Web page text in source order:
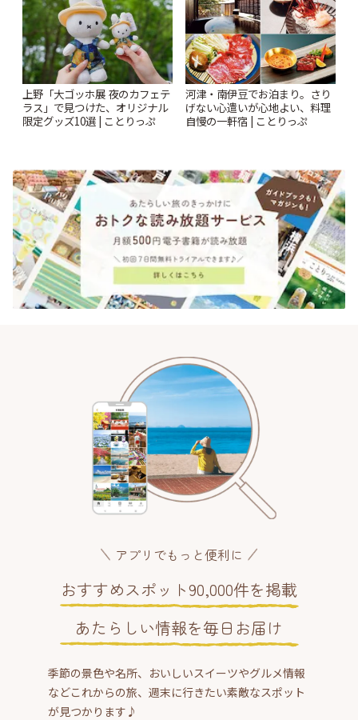
上野「大ゴッホ展 夜のカフェテ
ラス」で見つけた、オリジナル
限定グッズ10選 | ことりっぷ
河津・南伊豆でお泊まり。さり
げない心遣いが心地よい、料理
自慢の一軒宿 | ことりっぷ
アプリでもっと便利に
おすすめスポット90,000件を掲載
あたらしい情報を毎日お届け
季節の景色や名所、おいしいスイーツやグルメ情報
などこれからの旅、週末に行きたい素敵なスポット
が見つかります♪